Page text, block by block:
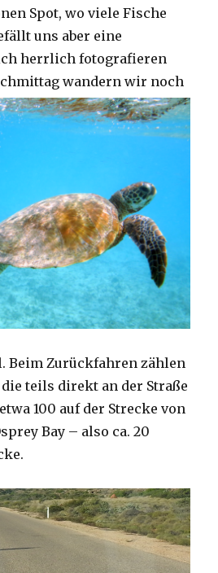
Spot, wo viele Fische
uns aber eine
herrlich fotografieren
wandern wir noch
Beim Zurückfahren zählen
teils direkt an der Straße
100 auf der Strecke von
Bay – also ca. 20